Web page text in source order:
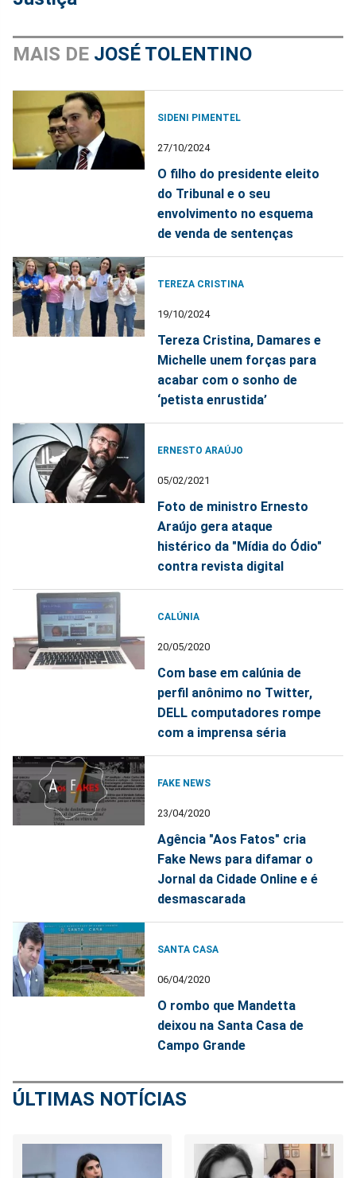
MAIS DE JOSÉ TOLENTINO
SIDENI PIMENTEL
27/10/2024
O filho do presidente eleito
do Tribunal e o seu
envolvimento no esquema
de venda de sentenças
TEREZA CRISTINA
19/10/2024
Tereza Cristina, Damares e
Michelle unem forças para
acabar com o sonho de
‘petista enrustida’
ERNESTO ARAÚJO
05/02/2021
Foto de ministro Ernesto
Araújo gera ataque
histérico da "Mídia do Ódio"
contra revista digital
CALÚNIA
20/05/2020
Com base em calúnia de
perfil anônimo no Twitter,
DELL computadores rompe
com a imprensa séria
FAKE NEWS
23/04/2020
Agência "Aos Fatos" cria
Fake News para difamar o
Jornal da Cidade Online e é
desmascarada
SANTA CASA
06/04/2020
O rombo que Mandetta
deixou na Santa Casa de
Campo Grande
ÚLTIMAS NOTÍCIAS